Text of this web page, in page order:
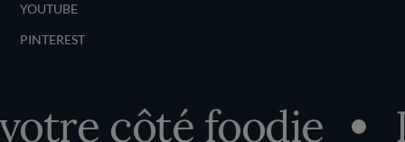
YOUTUBE
PINTEREST
côté foodie